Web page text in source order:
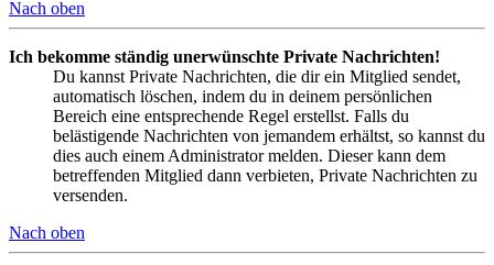
Nach oben
Ich bekomme ständig unerwünschte Private Nachrichten!
Du kannst Private Nachrichten, die dir ein Mitglied sendet,
automatisch löschen, indem du in deinem persönlichen
Bereich eine entsprechende Regel erstellst. Falls du
belästigende Nachrichten von jemandem erhältst, so kannst du
dies auch einem Administrator melden. Dieser kann dem
betreffenden Mitglied dann verbieten, Private Nachrichten zu
versenden.
Nach oben